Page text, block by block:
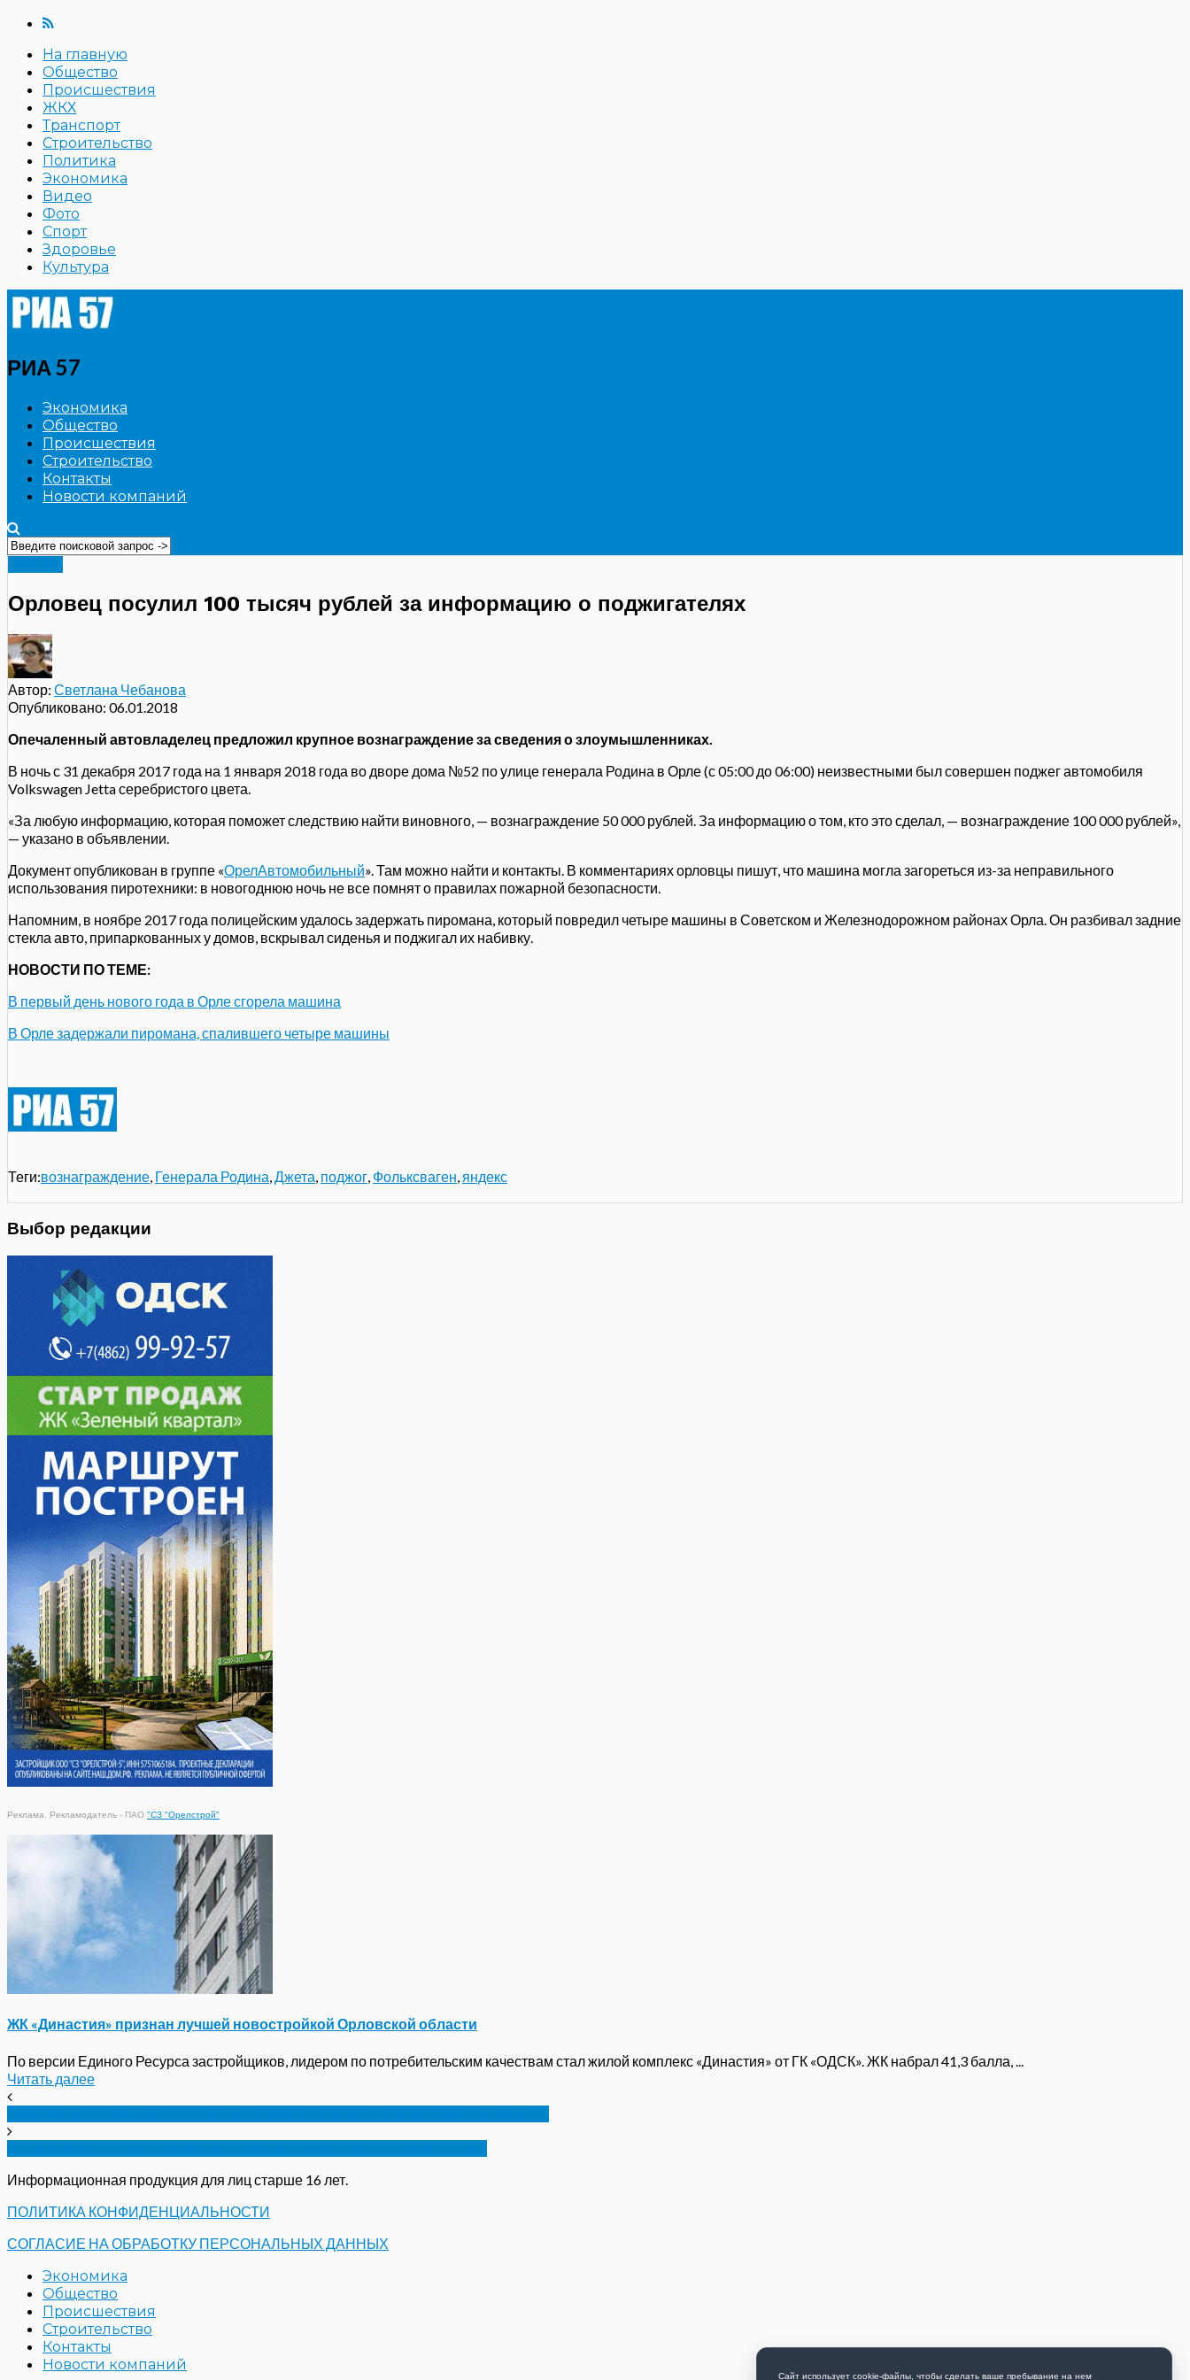
На главную
Общество
Происшествия
ЖКХ
Транспорт
Строительство
Политика
Экономика
Видео
Фото
Спорт
Здоровье
Культура
РИА 57
Экономика
Общество
Происшествия
Строительство
Контакты
Новости компаний
Орловец посулил 100 тысяч рублей за информацию о поджигателях
Автор: Светлана Чебанова
Опубликовано: 06.01.2018
Опечаленный автовладелец предложил крупное вознаграждениеза сведения о злоумышленниках
В ночь с 31 декабря 2017 года на 1 января 2018 года во дворе дома №52 по улице генерала Родина в Орле (с 05:00 до 06:00) неизвестными был совершен поджег автомобиля
Volkswagen Jettaсеребристого цвета.
«За любую информацию, которая поможет следствию найти виновного, — вознаграждение 50 000 рублей. За информацию о том, кто это сделал, — вознаграждение 100 000 рублей»,
— указано в объявлении.
Документ опубликован в группе «ОрелАвтомобильный». Там можно найти и контакты. В комментариях орловцы пишут, что машина могла загореться из-за неправильного
использования пиротехники: в новогоднюю ночь не все помнят о правилах пожарной безопасности.
Напомним, в ноябре 2017 года полицейским удалось задержать пиромана, который повредил четыре машины в Советском и Железнодорожном районах Орла. Он разбивал задние
стекла авто, припаркованных у домов, вскрывал сиденья и поджигал их набивку.
НОВОСТИ ПО ТЕМЕ:
В первый день нового года в Орле сгорела машина
В Орле задержали пиромана, спалившего четыре машины
Теги:вознаграждение Генерала Родина Джета поджог Фольксваген яндекс
Выбор редакции
Реклама. Рекламодатель - ПАО "СЗ "Орелстрой"
ЖК «Династия» признан лучшей новостройкой Орловской области
По версии Единого Ресурса застройщиков, лидером по потребительским качествам стал жилой комплекс «Династия» от ГК «ОДСК». ЖК набрал 41,3 балла, ...
Читать далее
Информационная продукция для лиц старше 16 лет.
ПОЛИТИКА КОНФИДЕНЦИАЛЬНОСТИ
СОГЛАСИЕ НА ОБРАБОТКУ ПЕРСОНАЛЬНЫХ ДАННЫХ
Экономика
Общество
Происшествия
Строительство
Контакты
Новости компаний
Сайт использует cookie-файлы, чтобы сделать ваше пребывание на нем